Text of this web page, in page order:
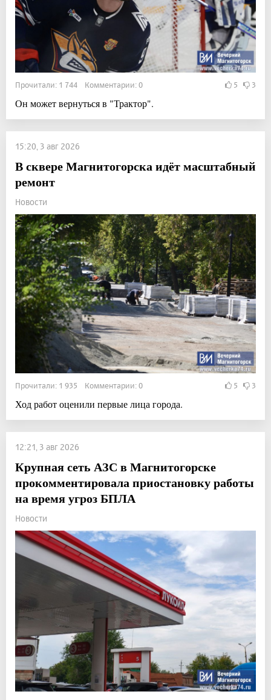
Прочитали: 1 744 Комментарии: 0 5 3
Он может вернуться в "Трактор".
15:20, 3 авг 2026
В сквере Магнитогорска идёт масштабный
ремонт
Новости
Прочитали: 1 935 Комментарии: 0 5 3
Ход работ оценили первые лица города.
12:21, 3 авг 2026
Крупная сеть АЗС в Магнитогорске
прокомментировала приостановку работы
на время угроз БПЛА
Новости